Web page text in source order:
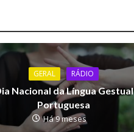
GERAL RÁDIO
Nacional da Língua Gestual
Portuguesa
Há 9 meses